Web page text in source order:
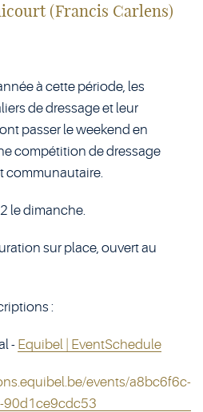
(Francis Carlens)
à cette période, les
de dressage et leur
passer le weekend en
compétition de dressage
communautaire.
le dimanche.
sur place, ouvert au
:
- Equibel | EventSchedule
events/a8bc6f6c-
90d1ce9cdc53